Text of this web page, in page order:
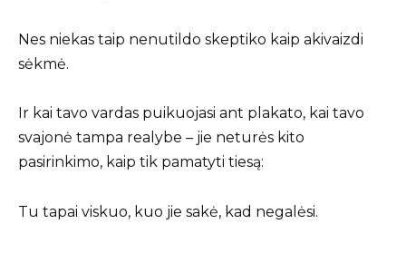
Nes niekas taip nenutildo skeptiko kaip akivaizdi
sėkmė.
Ir kai tavo vardas puikuojasi ant plakato, kai tavo
svajonė tampa realybe – jie neturės kito
pasirinkimo, kaip tik pamatyti tiesą:
Tu tapai viskuo, kuo jie sakė, kad negalėsi.